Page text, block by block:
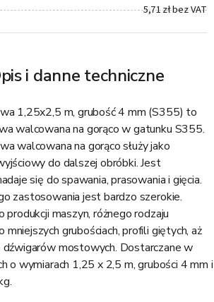
5,71 zł bez VAT
i danne techniczne
1,25x2,5 m, grubość 4 mm (S355) to
walcowana na gorąco w gatunku S355.
walcowana na gorąco służy jako
do dalszej obróbki. Jest
się do spawania, prasowania i gięcia.
zastosowania jest bardzo szerokie.
produkcji maszyn, różnego rodzaju
grubościach, profili giętych, aż
dźwigarów mostowych. Dostarczane w
o wymiarach 1,25 x 2,5 m, grubości 4 mm i